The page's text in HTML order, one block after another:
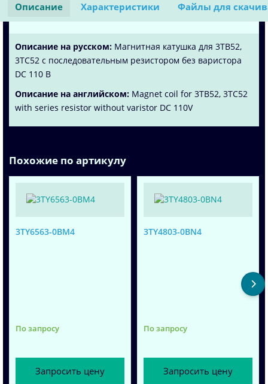
Описание Характеристики Файлы для
Описание на русском: Магнитная катушка для 3TB52,
3TC52 с последовательным резистором без варистора
DC 110 В
Описание на английском: Magnet coil for 3TB52, 3TC52
with series resistor without varistor DC 110V
Похожие по артикулу
3TY6563-0BM4
По запросу
Запросить цену
3TY4803-0BN4
По запросу
Запросить цену